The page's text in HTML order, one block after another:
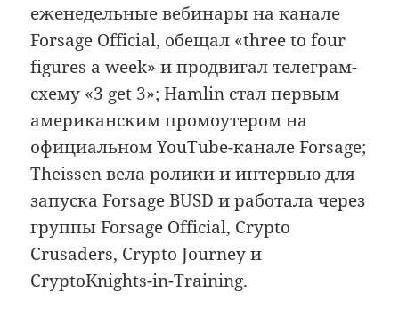
еженедельные вебинары на канале
Forsage Official, обещал «three to four
figures a week» и продвигал телеграм-
схему «3 get 3»; Hamlin стал первым
американским промоутером на
официальном YouTube-канале Forsage;
Theissen вела ролики и интервью для
запуска Forsage BUSD и работала через
группы Forsage Official, Crypto
Crusaders, Crypto Journey и
CryptoKnights-in-Training.